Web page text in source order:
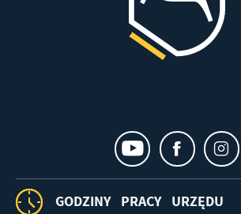
GODZINY PRACY URZĘDU